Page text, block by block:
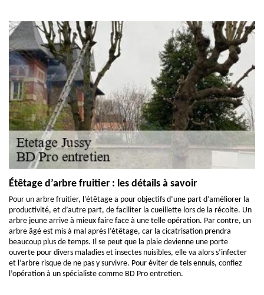
Étêtage d’arbre fruitier : les détails à savoir
Pour un arbre fruitier, l’étêtage a pour objectifs d’une part d’améliorer la
productivité, et d’autre part, de faciliter la cueillette lors de la récolte. Un
arbre jeune arrive à mieux faire face à une telle opération. Par contre, un
arbre âgé est mis à mal après l’étêtage, car la cicatrisation prendra
beaucoup plus de temps. Il se peut que la plaie devienne une porte
ouverte pour divers maladies et insectes nuisibles, elle va alors s’infecter
et l’arbre risque de ne pas y survivre. Pour éviter de tels ennuis, confiez
l’opération à un spécialiste comme BD Pro entretien.